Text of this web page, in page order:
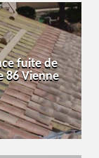
fuite de
86 Vienne